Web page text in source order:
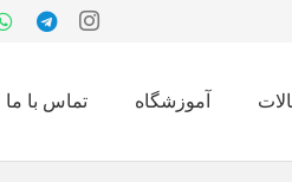
آموزشگاه تماس با ما